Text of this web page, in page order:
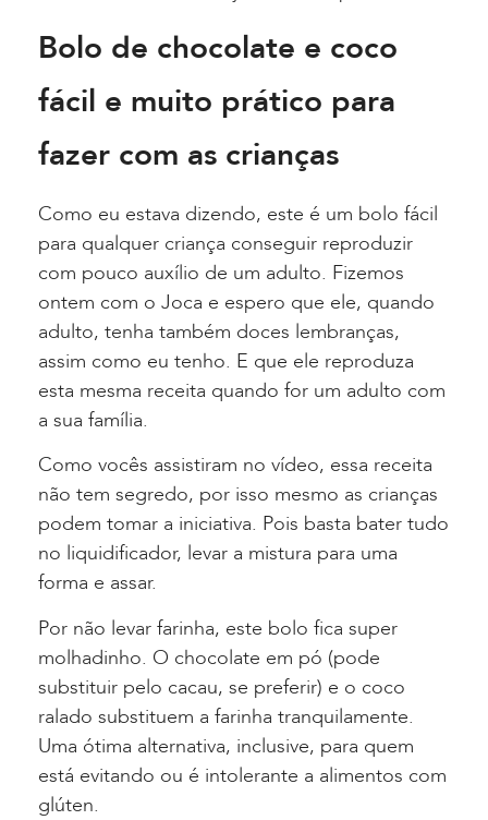
Bolo de chocolate e coco
fácil e muito prático para
fazer com as crianças
Como eu estava dizendo, este é um bolo fácil
para qualquer criança conseguir reproduzir
com pouco auxílio de um adulto. Fizemos
ontem com o Joca e espero que ele, quando
adulto, tenha também doces lembranças,
assim como eu tenho. E que ele reproduza
esta mesma receita quando for um adulto com
a sua família.
Como vocês assistiram no vídeo, essa receita
não tem segredo, por isso mesmo as crianças
podem tomar a iniciativa. Pois basta bater tudo
no liquidificador, levar a mistura para uma
forma e assar.
Por não levar farinha, este bolo fica super
molhadinho. O chocolate em pó (pode
substituir pelo cacau, se preferir) e o coco
ralado substituem a farinha tranquilamente.
Uma ótima alternativa, inclusive, para quem
está evitando ou é intolerante a alimentos com
glúten.